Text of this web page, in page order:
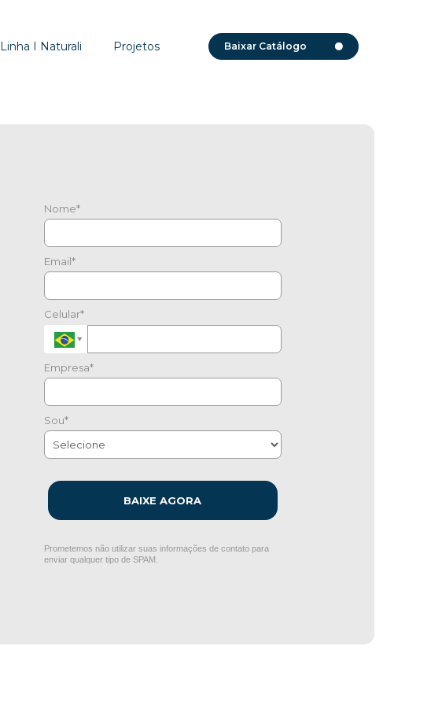
Linha I Naturali Projetos Baixar Catálogo
Nome*
Email*
Celular*
Empresa*
Sou*
BAIXE AGORA
Prometemos não utilizar suas informações de contato para
enviar qualquer tipo de SPAM.